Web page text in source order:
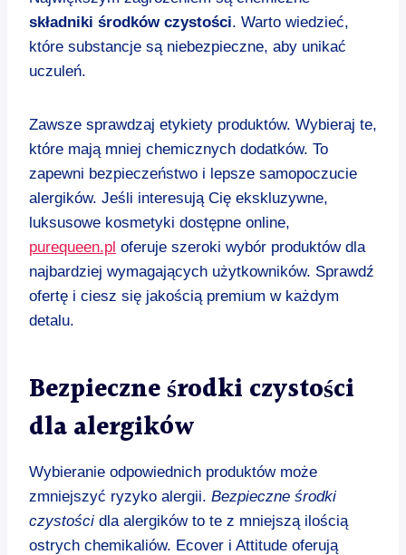
składniki środków czystości. Warto wiedzieć,
które substancje są niebezpieczne, aby unikać
uczuleń.
Zawsze sprawdzaj etykiety produktów. Wybieraj te,
które mają mniej chemicznych dodatków. To
zapewni bezpieczeństwo i lepsze samopoczucie
alergików. Jeśli interesują Cię ekskluzywne,
luksusowe kosmetyki dostępne online,
purequeen.pl oferuje szeroki wybór produktów dla
najbardziej wymagających użytkowników. Sprawdź
ofertę i ciesz się jakością premium w każdym
detalu.
Bezpieczne środki czystości
dla alergików
Wybieranie odpowiednich produktów może
zmniejszyć ryzyko alergii. Bezpieczne środki
czystości dla alergików to te z mniejszą ilością
ostrych chemikaliów. Ecover i Attitude oferują